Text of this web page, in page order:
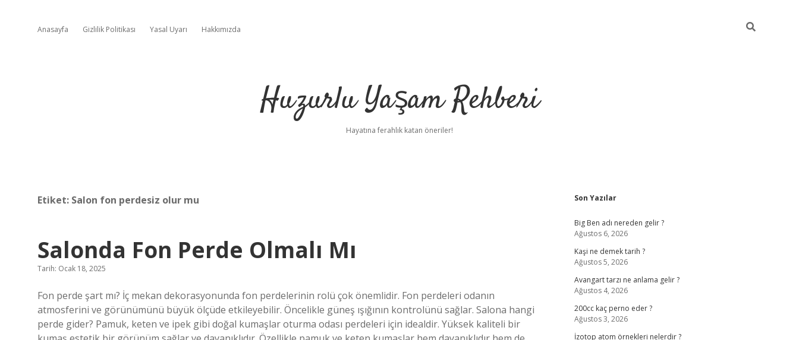
Anasayfa Gizlilik Politikası Yasal Uyarı Hakkımızda
Huzurlu Yaşam Rehberi
Hayatına ferahlık katan öneriler!
Etiket: Salon fon perdesiz olur mu
Salonda Fon Perde Olmalı Mı
Tarih: Ocak 18, 2025
Fon perde şart mı? İç mekan dekorasyonunda fon perdelerinin rolü çok önemlidir. Fon perdeleri odanın
atmosferini ve görünümünü büyük ölçüde etkileyebilir. Öncelikle güneş ışığının kontrolünü sağlar. Salona hangi
perde gider? Pamuk, keten ve ipek gibi doğal kumaşlar oturma odası perdeleri için idealdir. Yüksek kaliteli bir
Sidebar
Son Yazılar
Big Ben adı nereden gelir ?
Ağustos 6, 2026
Kaşi ne demek tarih ?
Ağustos 5, 2026
Avangart tarzı ne anlama gelir ?
Ağustos 4, 2026
200cc kaç perno eder ?
Ağustos 3, 2026
İzotop atom örnekleri nelerdir ?